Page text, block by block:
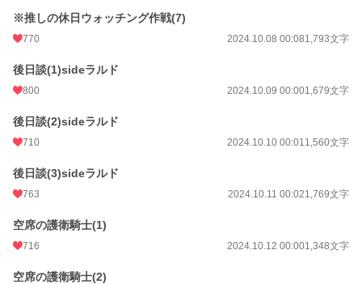
※推しの休日ウォッチング作戦(7)
770 2024.10.08 00:081,793文字
後日談(1)sideラルド
800 2024.10.09 00:001,679文字
後日談(2)sideラルド
710 2024.10.10 00:011,560文字
後日談(3)sideラルド
763 2024.10.11 00:021,769文字
空席の護衛騎士(1)
716 2024.10.12 00:001,348文字
空席の護衛騎士(2)